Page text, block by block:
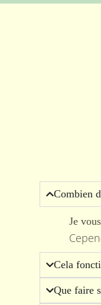
Combien
Je
Cela
Que faire